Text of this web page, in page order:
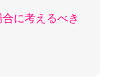
に考えるべき